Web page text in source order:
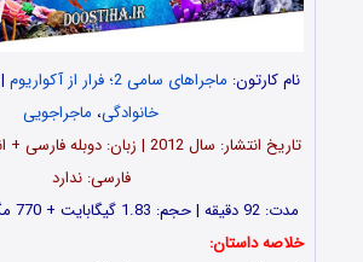
نام کارتون: ماجراهای سامی 2؛ فرار از آکواریوم
خانوادگی، ماجراجویی
تاریخ انتشار: سال 2012 | زبان:
فارسی: ندارد
مدت: 92 دقیقه | حجم: 1.83 گیگابایت + 770 مگابایت | امتیاز: 5.7
خلاصه داستان: